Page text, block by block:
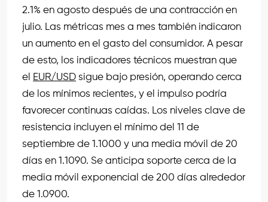
2.1% en agosto después de una contracción en
julio. Las métricas mes a mes también indicaron
un aumento en el gasto del consumidor. A pesar
de esto, los indicadores técnicos muestran que
el EUR/USD sigue bajo presión, operando cerca
de los mínimos recientes, y el impulso podría
favorecer continuas caídas. Los niveles clave de
resistencia incluyen el mínimo del 11 de
septiembre de 1.1000 y una media móvil de 20
días en 1.1090. Se anticipa soporte cerca de la
media móvil exponencial de 200 días alrededor
de 1.0900.